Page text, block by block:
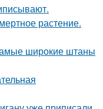
растение.
широкие штаны